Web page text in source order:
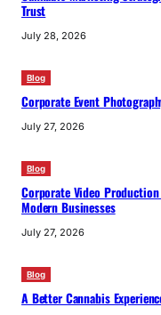
Trust
July 28, 2026
Blog
Corporate Event
July 27, 2026
Blog
Corporate Video
Modern Businesses
July 27, 2026
Blog
A Better Cannabis